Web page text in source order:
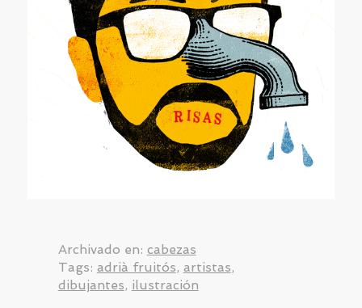
Archivado en: cabezas
Tags: adrià fruitós, artistas,
dibujantes, ilustración